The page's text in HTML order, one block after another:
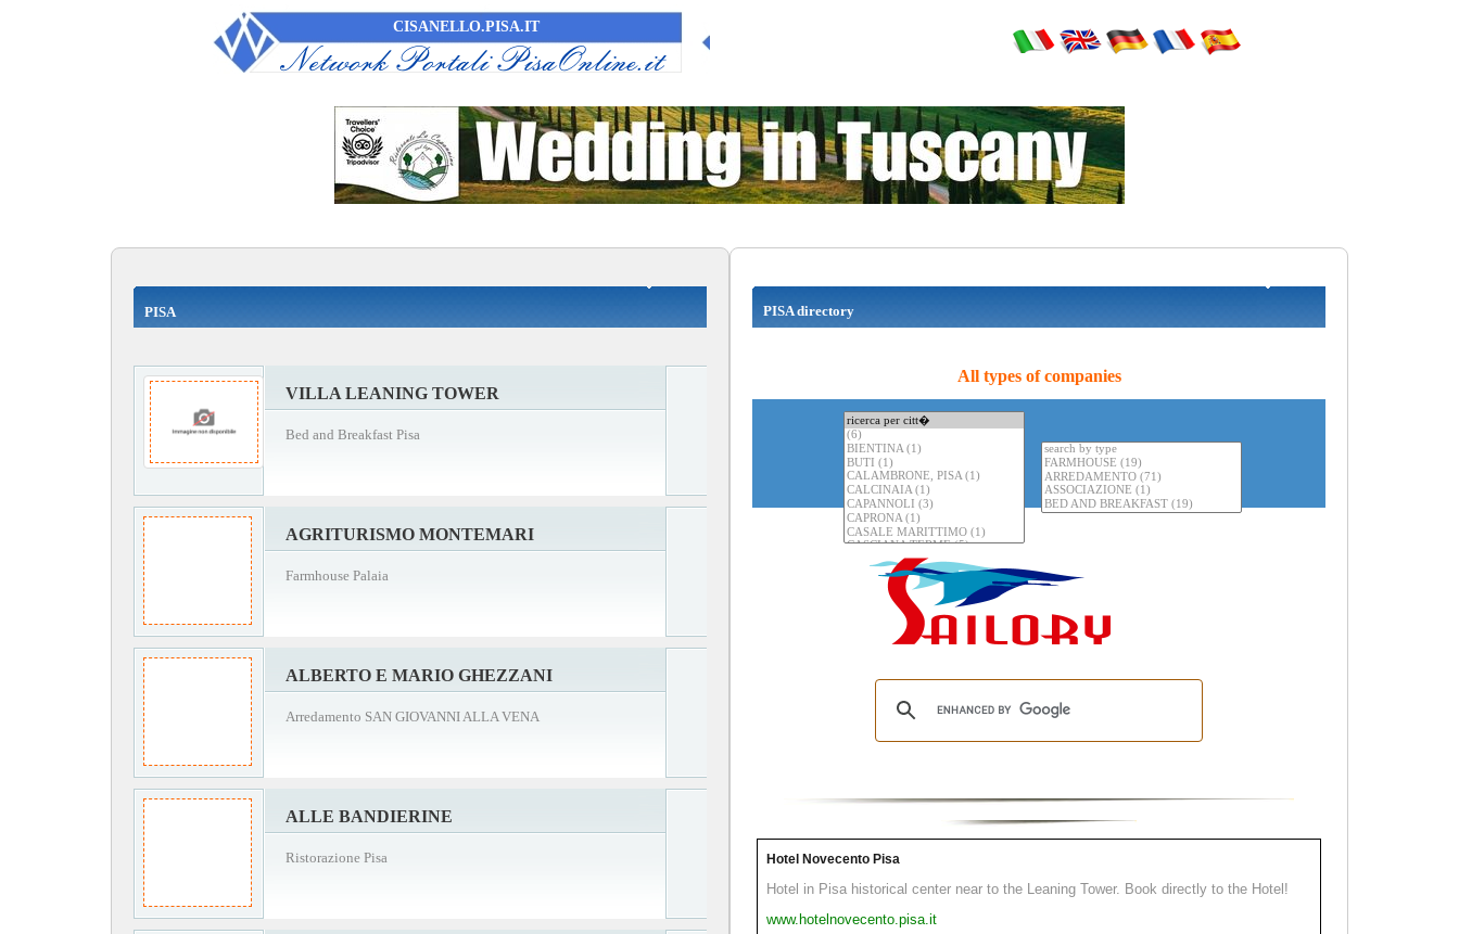
CISANELLO.PISA.IT
PISA
VILLA LEANING TOWER
Bed and Breakfast Pisa
AGRITURISMO MONTEMARI
Farmhouse Palaia
ALBERTO E MARIO GHEZZANI
Arredamento SAN GIOVANNI ALLA VENA
ALLE BANDIERINE
Ristorazione Pisa
PISA directory
All types of companies
Hotel Novecento Pisa
Hotel in Pisa historical center near to the Leaning Tower. Book directly to the Hotel!
www.hotelnovecento.pisa.it